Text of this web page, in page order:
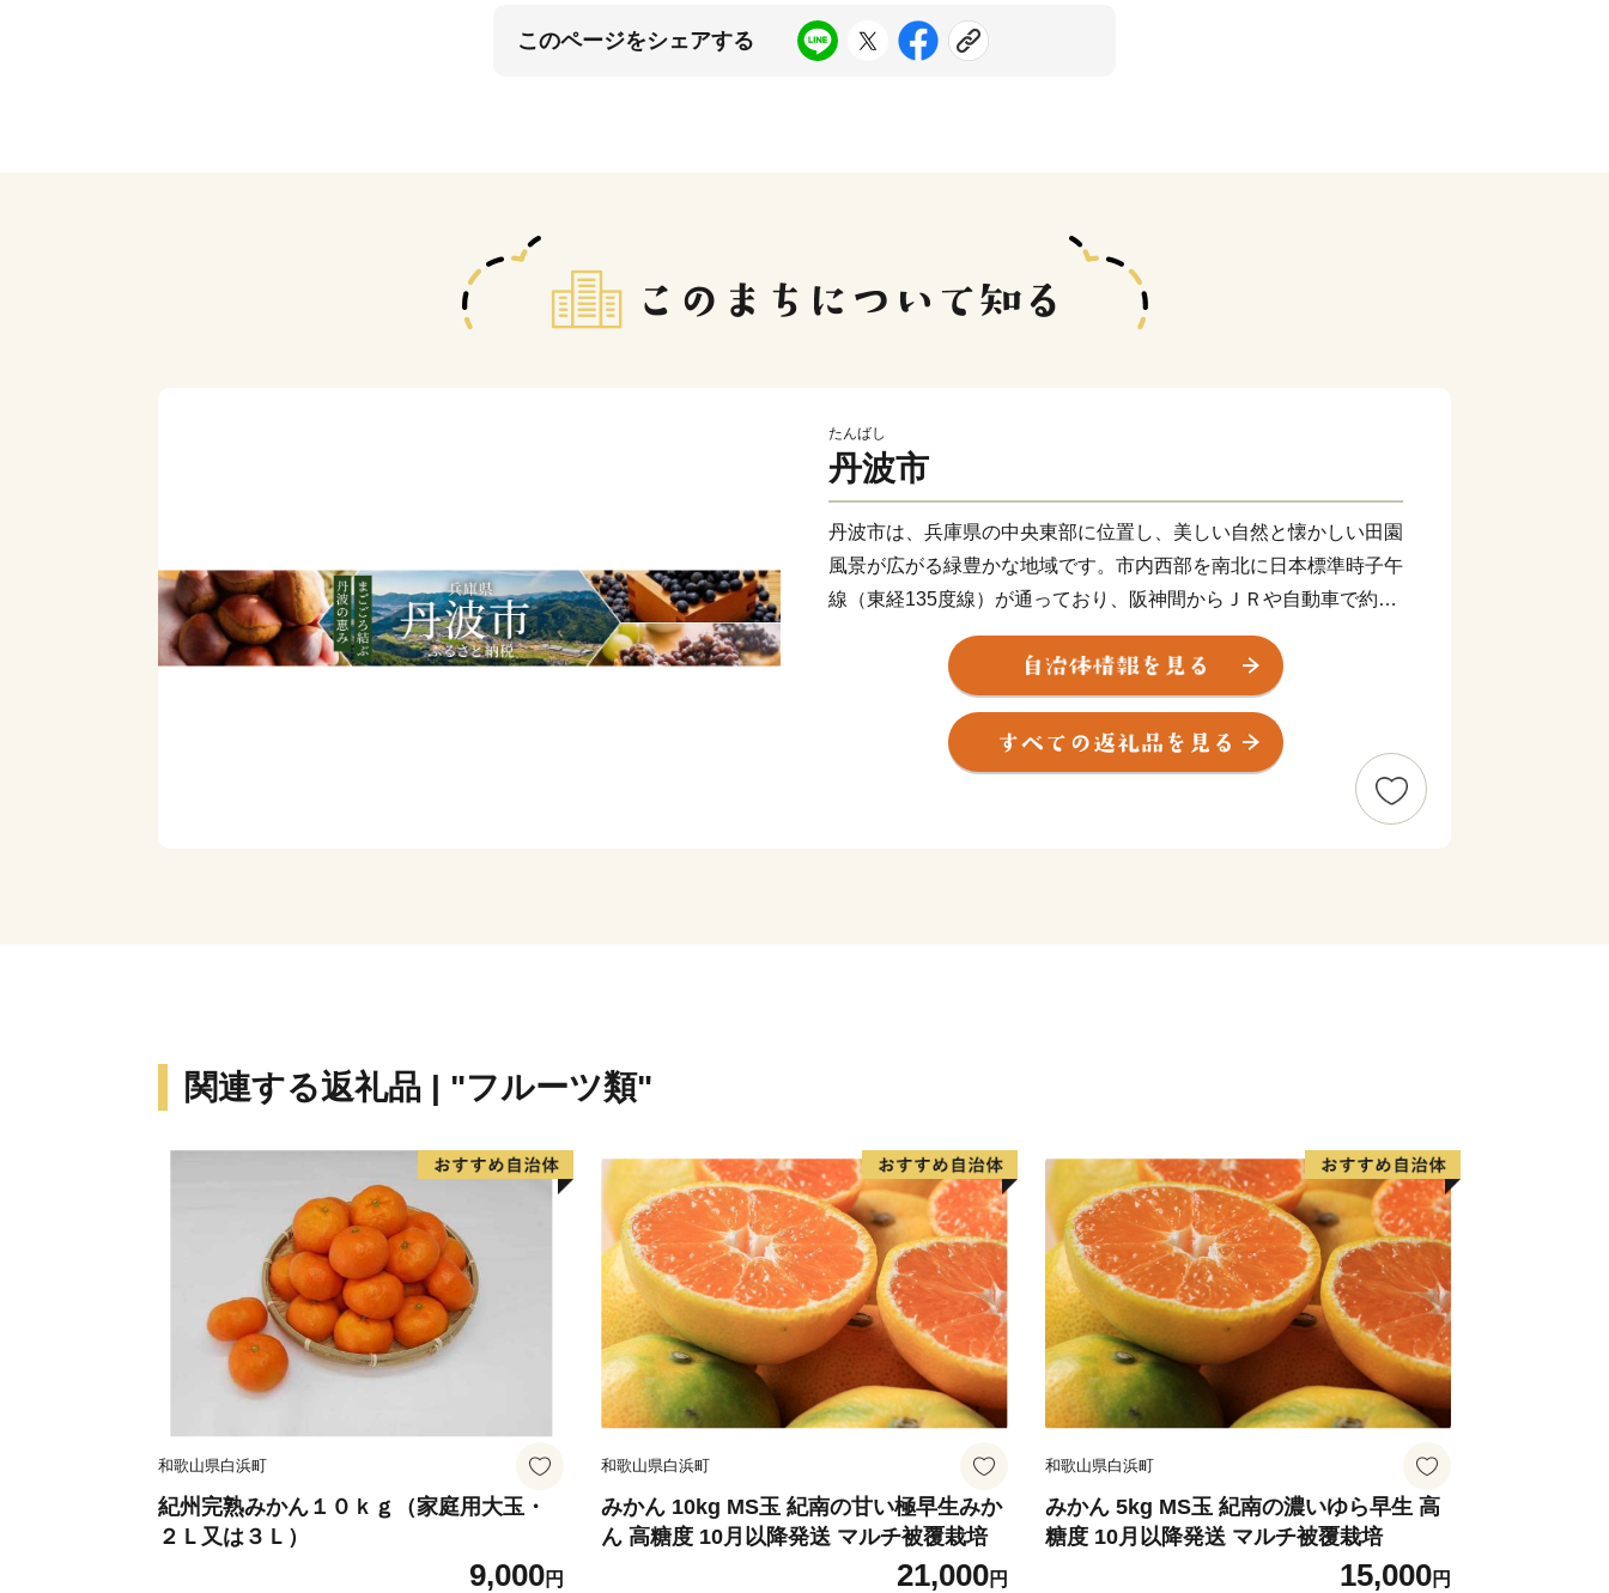
このページをシェアする
たんばし
丹波市
丹波市は、兵庫県の中央東部に位置し、美しい自然と懐かしい田園
風景が広がる緑豊かな地域です。市内西部を南北に日本標準時子午
線（東経135度線）が通っており、阪神間からＪＲや自動車で約1
時間30分から2時間圏域となっています。市内には、かたくりやも
みじの名所があり、四季折々の自然を感じることができます。
気候は瀬戸内海型、内陸型気候に属し、年間を通して昼夜間の寒暖
差が激しいことから、秋から冬にかけて発生する朝霧・夕霧は「丹
波霧」と呼ばれています。丹波地域の山々をつつむこの「丹波霧」
の方に知られています。
関連する返礼品 | "フルーツ類"
和歌山県白浜町
紀州完熟みかん１０ｋｇ（家庭用大玉・
２Ｌ又は３Ｌ）
9,000円
和歌山県白浜町
みかん 10kg MS玉 紀南の甘い極早生みか
ん 高糖度 10月以降発送 マルチ被覆栽培
21,000円
和歌山県白浜町
みかん 5kg MS玉 紀南の濃いゆら早生 高
糖度 10月以降発送 マルチ被覆栽培
15,000円